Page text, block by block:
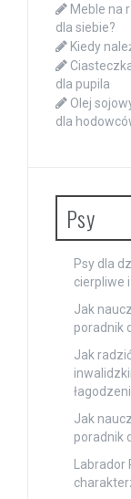
Meble na
dla siebie?
Kiedy
dla pupila
Olej
dla
Psy
Psy dla
cierpliwe
Jak
poradnik
Jak
Jak
poradnik